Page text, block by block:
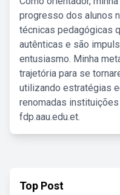
progresso dos alunos
técnicas pedagógicas
autênticas e são
entusiasmo. Minha
trajetória para se
utilizando estratégias
renomadas
fdp.aau.edu.et.
Top Post